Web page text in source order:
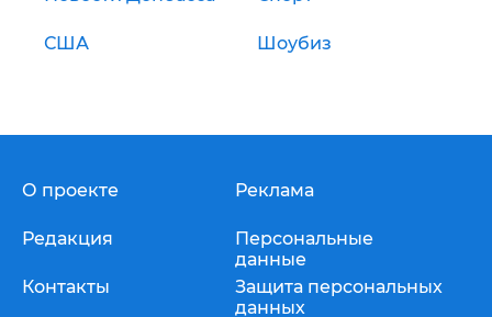
США Шоубиз
О проекте
Редакция
Контакты
Реклама
Персональные
данные
Защита персональных
данных